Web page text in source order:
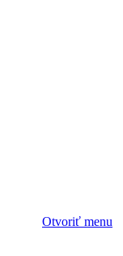
Otvoriť menu